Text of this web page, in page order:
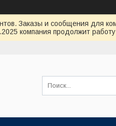
Заказы и сообщения для
компания продолжит